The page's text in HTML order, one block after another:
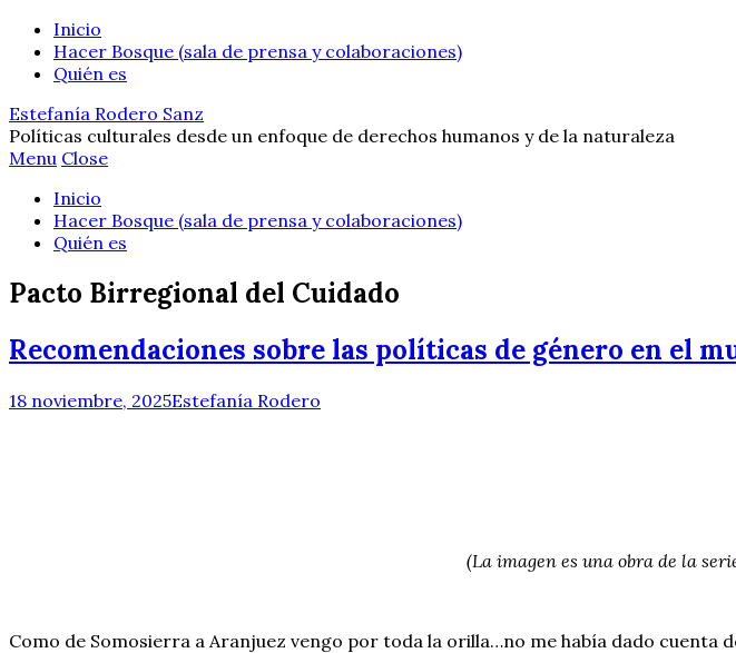
Inicio
Hacer Bosque (sala de prensa y colaboraciones)
Quién es
Estefanía Rodero Sanz
Políticas culturales desde un enfoque de derechos humanos y de la naturaleza
Menu Close
Inicio
Hacer Bosque (sala de prensa y colaboraciones)
Quién es
Pacto Birregional del Cuidado
Recomendaciones sobre las políticas de género en el
18 noviembre, 2025Estefanía Rodero
(La imagen es una obra de la
Como de Somosierra a Aranjuez vengo por toda la orilla…no me había dado cuenta